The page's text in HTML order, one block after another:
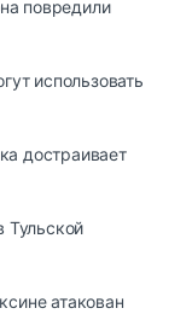
повредили
использовать
достраивает
Тульской
атакован